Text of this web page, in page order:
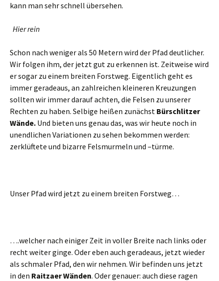
kann man sehr schnell übersehen.
Hier rein
Schon nach weniger als 50 Metern wird der Pfad deutlicher.
Wir folgen ihm, der jetzt gut zu erkennen ist. Zeitweise wird
er sogar zu einem breiten Forstweg. Eigentlich geht es
immer geradeaus, an zahlreichen kleineren Kreuzungen
sollten wir immer darauf achten, die Felsen zu unserer
Rechten zu haben. Selbige heißen zunächst Bürschlitzer
Wände. Und bieten uns genau das, was wir heute noch in
unendlichen Variationen zu sehen bekommen werden:
zerklüftete und bizarre Felsmurmeln und –türme.
Unser Pfad wird jetzt zu einem breiten Forstweg…
….welcher nach einiger Zeit in voller Breite nach links oder
recht weiter ginge. Oder eben auch geradeaus, jetzt wieder
als schmaler Pfad, den wir nehmen. Wir befinden uns jetzt
in den Raitzaer Wänden. Oder genauer: auch diese ragen